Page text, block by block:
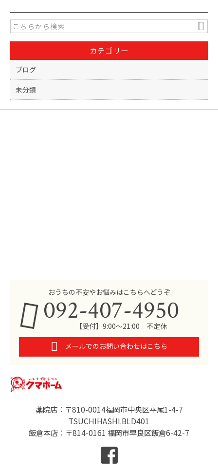
e
b
o
o
k
er
カテゴリー
ブログ
未分類
薬院店：〒810-0014福岡市中央区平尾1-4-7
TSUCHIHASHI.BLD401
飯倉本店：〒814-0161 福岡市早良区飯倉6-42-7
おうちの不安やお悩みはこちらへどうぞ
092-407-4950
【受付】9:00～21:00 不定休
メールでのお問い合わせはこちら